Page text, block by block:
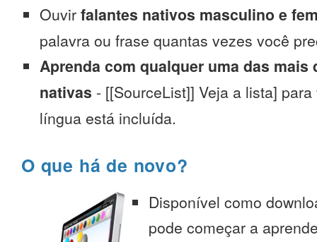
Ouvir falantes nativos masculino e
palavra ou frase quantas vezes você
Aprenda com qualquer uma das mais
nativas - [[SourceList]] Veja a lista]
língua está incluída.
O que há de novo?
Disponível como
pode começar a